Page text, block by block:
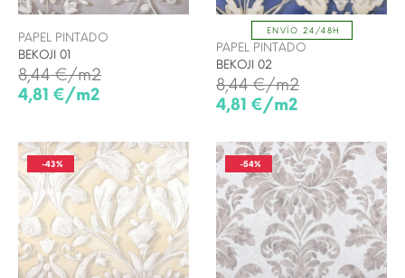
PAPEL PINTADO
BEKOJI 01
8,44 €/m2
4,81 €/m2
ENVÍO 24/48H
PAPEL PINTADO
BEKOJI 02
8,44 €/m2
4,81 €/m2
-43% -54%